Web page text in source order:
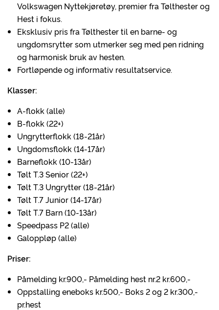
Volkswagen Nyttekjøretøy, premier fra Tølthester og
Hest i fokus.
Eksklusiv pris fra Tølthester til en barne- og
ungdomsrytter som utmerker seg med pen ridning
og harmonisk bruk av hesten.
Fortløpende og informativ resultatservice.
Klasser:
A-flokk (alle)
B-flokk (22+)
Ungrytterflokk (18-21år)
Ungdomsflokk (14-17år)
Barneflokk (10-13år)
Tølt T.3 Senior (22+)
Tølt T.3 Ungrytter (18-21år)
Tølt T.7 Junior (14-17år)
Tølt T.7 Barn (10-13år)
Speedpass P2 (alle)
Galoppløp (alle)
Priser:
Påmelding kr.900,- Påmelding hest nr.2 kr.600,-
Oppstalling eneboks kr.500,- Boks 2 og 2 kr.300,-
pr.hest